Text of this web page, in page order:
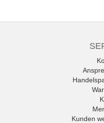
Kunden